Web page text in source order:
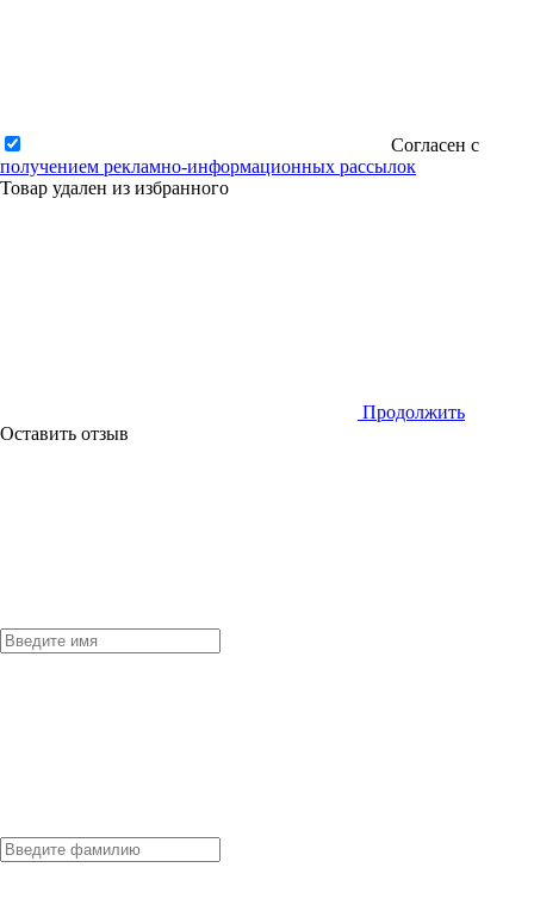
Согласен с
получением рекламно-информационных рассылок
Товар удален из избранного
Продолжить
Оставить отзыв